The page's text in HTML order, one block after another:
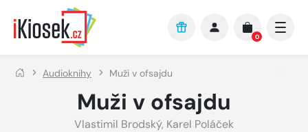
Přejít na hlavní obsah
0
Audioknihy Muži v ofsajdu
Muži v ofsajdu
Vlastimil Brodský, Karel Poláček